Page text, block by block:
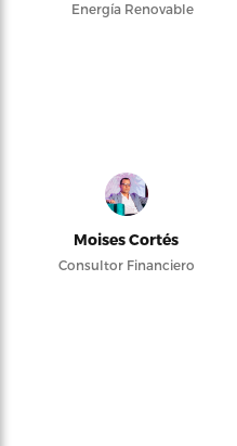
Energía Renovable
Moises Cortés
Consultor Financiero